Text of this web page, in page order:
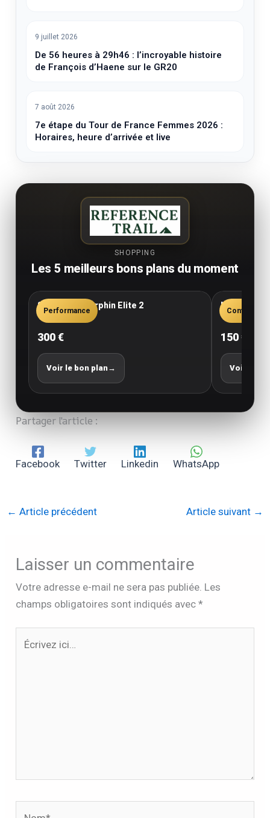
9 juillet 2026
De 56 heures à 29h46 : l’incroyable histoire
de François d’Haene sur le GR20
7 août 2026
7e étape du Tour de France Femmes 2026 :
Horaires, heure d’arrivée et live
SHOPPING
Les 5 meilleurs bons plans du moment
Performance
Saucony Endorphin Elite 2
300 €
Voir le bon plan→
Confort
New
150 €
Voir le
Partager l'article :
Facebook Twitter Linkedin WhatsApp
← Article précédent Article suivant →
Laisser un commentaire
Votre adresse e-mail ne sera pas publiée. Les
champs obligatoires sont indiqués avec*